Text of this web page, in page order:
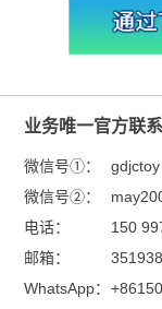
业务唯一官方联
微信号①：
gdjctoy
微信号②：
电话：
150
邮箱：
WhatsApp：